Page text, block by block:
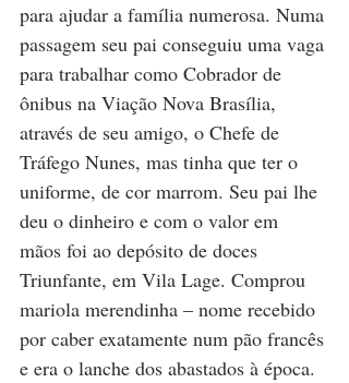
para ajudar a família numerosa. Numa
passagem seu pai conseguiu uma vaga
para trabalhar como Cobrador de
ônibus na Viação Nova Brasília,
através de seu amigo, o Chefe de
Tráfego Nunes, mas tinha que ter o
uniforme, de cor marrom. Seu pai lhe
deu o dinheiro e com o valor em
mãos foi ao depósito de doces
Triunfante, em Vila Lage. Comprou
mariola merendinha – nome recebido
por caber exatamente num pão francês
e era o lanche dos abastados à época.